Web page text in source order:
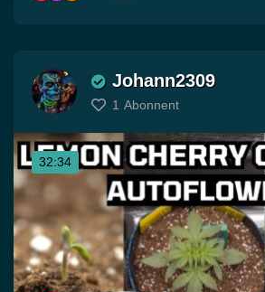
Johann2309
1 Abonnent
32:34